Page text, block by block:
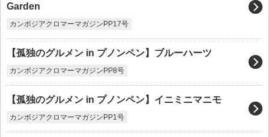
Garden
カンボジアクロマーマガジンPP17号
【孤独のグルメン in プノンペン】ブルーハーツ
カンボジアクロマーマガジンPP8号
【孤独のグルメン in プノンペン】イニミニマニモ
カンボジアクロマーマガジンPP1号